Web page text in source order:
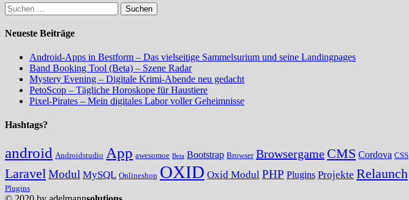
Suchen
nach:
Neueste Beiträge
Android-Apps in Bestform – Das vielseitige Sammelsurium und seine Landingpages
Band Booking Tool (Beta) – Szene Radar
Mystery Evening – Digitale Krimi-Abende neu gedacht
PetoScop – Tägliche Horoskope für Haustiere
Pixel-Pirates – Mein digitales Labor voller Geheimnisse
Hashtags?
android Androidstudio App awesomoe Beta Bootstrap Browser Browsergame CMS Cordova CSS
Laravel Modul MySQL Onlineshop OXID Oxid Modul PHP Plugins Projekte Relaunch
Plugins